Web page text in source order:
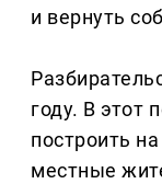
и вернуть
году. В этот
построить
местные